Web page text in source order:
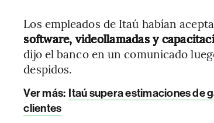
Los empleados de Itaú habían
software, videollamadas y
dijo el banco en un comunicado
despidos.
Ver más: Itaú supera estimaciones de
clientes